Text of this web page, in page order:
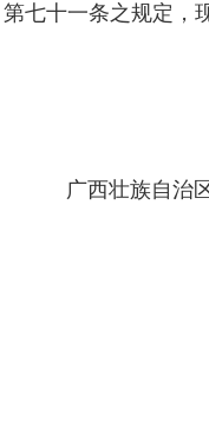
七十一条之规定，
广西壮族自治